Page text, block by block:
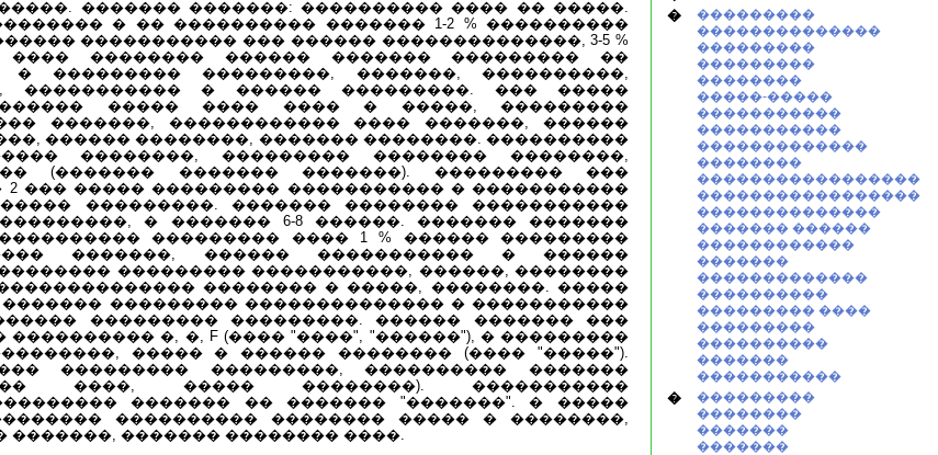
������� �������: ���������� ���� �� �����.
� �� ���������� ������� 1-2 % ����������
����������� ��� ������ ��������������, 3-5 %
�������� ������ ������� ��������� ��
� ��������� ���������, �������, ����������,
����������� � ������ ���������. ��� �����
����� ���� ���� � �����, ���������
�������, ������������ ���� �������, ������
������ ��������, ������� ��������. ����������
��������, ��������� �������� ��������,
(������� ������� �������). ��������� ���
��� ����� ��������� ����������� � �����������
���������. ������� �������� �����������
� ������� 6-8 ������. ������� �������
��������� ���� 1 % ������ ���������
�������, ������ ����������� � ������
��������� �����������, ������, ��������
�������� � �����, ��������. �����
��������� �������������� � �����������
��������� ���������. ������ ������� ���
�, �, F (���� "����", "������"), � ���������
����� � ������ �������� (���� "�����").
��������� ���������, ���������� �������
����, ����� ��������). �����������
������� �� ������� "�������". � �����
���������� �������� ����� � ��������,
�������, ������� �������� ����.
�
���������
��������������
���������
���������
��������
�����-�����
�����������
�����������
�������������
��������
�����������������
�����������������
��������������
������� ������
������������
�������
�������������
����������
��������� ����
���������
����������
�������
�����������
�
���������
��������
�������
�������